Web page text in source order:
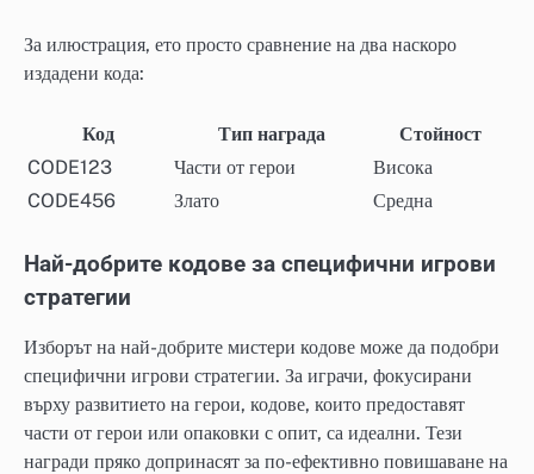
За илюстрация, ето просто сравнение на два наскоро
издадени кода:
Код Тип награда
Стойност
CODE123
Части от герои
Висока
CODE456
Злато Средна
Най-добрите кодове за специфични игрови
стратегии
Изборът на най-добрите мистери кодове може да подобри
специфични игрови стратегии. За играчи, фокусирани
върху развитието на герои, кодове, които предоставят
части от герои или опаковки с опит, са идеални. Тези
награди пряко допринасят за по-ефективно повишаване на